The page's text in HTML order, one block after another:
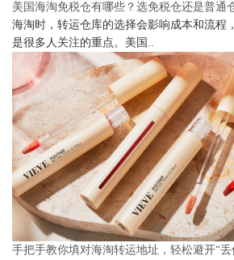
美国海淘免税仓有哪些？选免税仓还是普通
海淘时，转运仓库的选择会影响成本和流程
是很多人关注的重点。美国..
手把手教你填对海淘转运地址，轻松避开“丢